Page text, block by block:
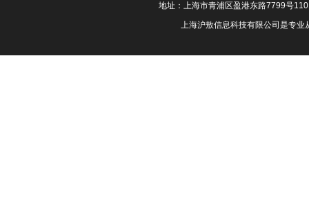
地址：上海市青浦区盈港东路7799号
上海沪敖信息科技有限公司是专业